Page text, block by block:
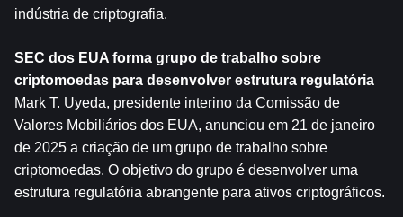
indústria de criptografia.
SEC dos EUA forma grupo de trabalho sobre
criptomoedas para desenvolver estrutura regulatória
Mark T. Uyeda, presidente interino da Comissão de
Valores Mobiliários dos EUA, anunciou em 21 de janeiro
de 2025 a criação de um grupo de trabalho sobre
criptomoedas. O objetivo do grupo é desenvolver uma
estrutura regulatória abrangente para ativos criptográficos.